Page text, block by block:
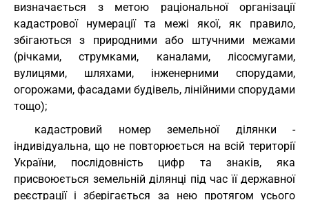
визначається з метою раціональної організації
кадастрової нумерації та межі якої, як правило,
збігаються з природними або штучними межами
(річками, струмками, каналами, лісосмугами,
вулицями, шляхами, інженерними спорудами,
огорожами, фасадами будівель, лінійними спорудами
тощо);
кадастровий номер земельної ділянки -
індивідуальна, що не повторюється на всій території
України, послідовність цифр та знаків, яка
присвоюється земельній ділянці під час її державної
реєстрації і зберігається за нею протягом усього